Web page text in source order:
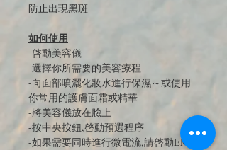
防止出現黑斑
如何使用
-啓動美容儀
-選擇你所需要的美容療程
-向面部噴灑化妝水進行保濕～或使用
你常用的護膚面霜或精華
-將美容儀放在臉上
-按中央按鈕,啓動預選程序
-如果需要同時進行微電流,請啓動EMS